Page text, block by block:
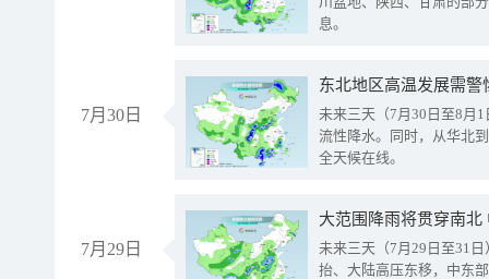
息。
7月30日
东北地区高温发展需
未来三天（7月30日至8月
流性降水。同时，从华北
全天候在线。
7月29日
大范围降雨将贯穿南
未来三天（7月29日至31
抬、大陆高压东移，中东